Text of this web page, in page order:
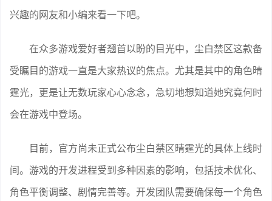
兴趣的网友和小编来看一下吧。
在众多游戏爱好者翘首以盼的目光中，尘白禁区这款备
受瞩目的游戏一直是大家热议的焦点。尤其是其中的角色晴
霆光，更是让无数玩家心心念念，急切地想知道她究竟何时
会在游戏中登场。
目前，官方尚未正式公布尘白禁区晴霆光的具体上线时
间。游戏的开发进程受到多种因素的影响，包括技术优化、
角色平衡调整、剧情完善等。开发团队需要确保每一个角色